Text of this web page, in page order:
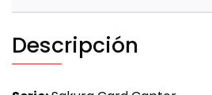
Descripción